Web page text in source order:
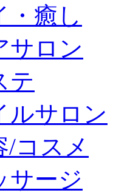
・癒し
サロン
テ
ルサロン
/コスメ
サージ